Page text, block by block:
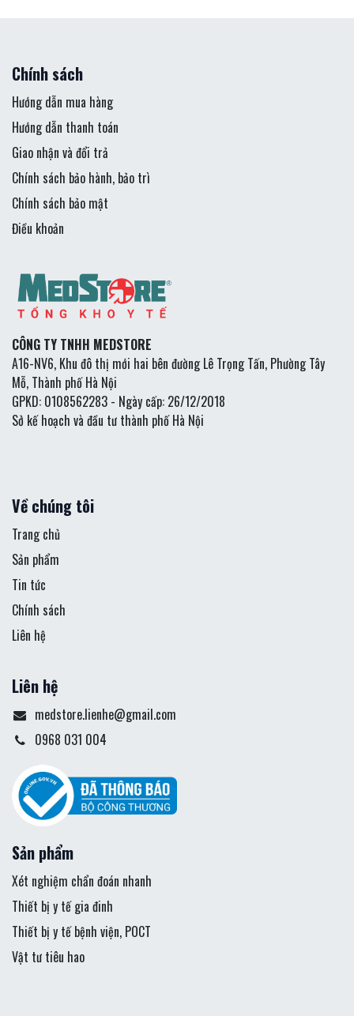
Chính sách
Hướng dẫn mua hàng
Hướng dẫn thanh toán
Giao nhận và đổi trả
Chính sách bảo hành, bảo trì
Chính sách bảo mật
Điều khoản
CÔNG TY TNHH MEDSTORE
A16-NV6, Khu đô thị mới hai bên đường Lê Trọng Tấn, Phường Tây
Mỗ, Thành phố Hà Nội
GPKD: 0108562283 - Ngày cấp: 26/12/2018
Sở kế hoạch và đầu tư thành phố Hà Nội
Về chúng tôi
Trang chủ
Sản phẩm
Tin tức
Chính sách
Liên hệ
Liên hệ
medstore.lienhe@gmail.com
0968 031 004
Sản phẩm
Xét nghiệm chẩn đoán nhanh
Thiết bị y tế gia đinh
Thiết bị y tế bệnh viện, POCT
Vật tư tiêu hao